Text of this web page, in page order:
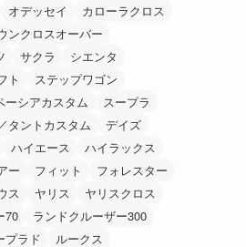
オデッセイ
カローラクロス
ンクロスオーバー
サクラ
シエンタ
ト
ステップワゴン
ーシアカスタム
スープラ
タントカスタム
デイズ
ハイエース
ハイラックス
ー フィット
フォレスター
ス ヤリス
ヤリスクロス
70
ランドクルーザー300
プラド
ルークス